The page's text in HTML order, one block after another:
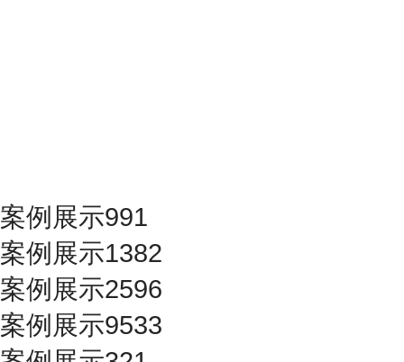
案例展示991
案例展示1382
案例展示2596
案例展示9533